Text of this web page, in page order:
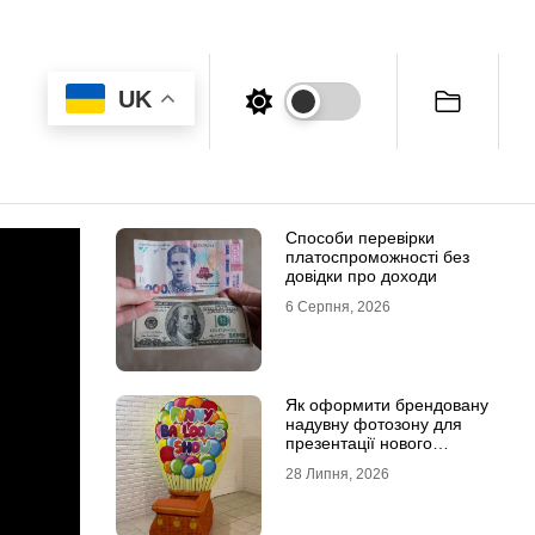
UK
Способи перевірки
платоспроможності без
довідки про доходи
6 Серпня, 2026
Як оформити брендовану
надувну фотозону для
презентації нового
28 Липня, 2026